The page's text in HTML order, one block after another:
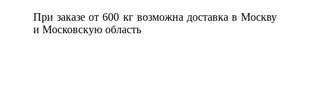
При заказе от 600 кг возможна доставка в Москву
и Московскую область